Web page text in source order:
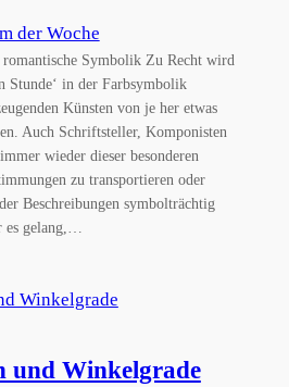
der Woche
Symbolik Zu Recht wird
Stunde‘ in der Farbsymbolik
Künsten von je her etwas
Auch Schriftsteller, Komponisten
wieder dieser besonderen
zu transportieren oder
Beschreibungen symbolträchtig
gelang,…
und Winkelgrade